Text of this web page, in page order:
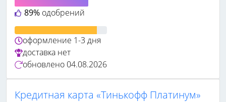
89% одобрений
оформление 1-3 дня
доставка нет
обновлено 04.08.2026
Кредитная карта «Тинькофф Платинум»